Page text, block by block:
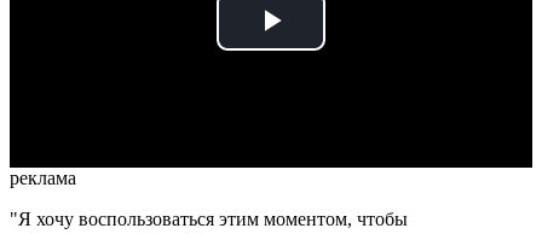
Play
реклама
"Я хочу воспользоваться этим моментом, чтобы